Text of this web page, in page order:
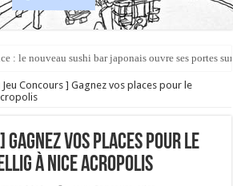
éphémère de l’Hôtel Carlton pour un
Jeu Concours ] Gagnez vos places pour le
Gagnez vos places pour le
à Nice Acropolis